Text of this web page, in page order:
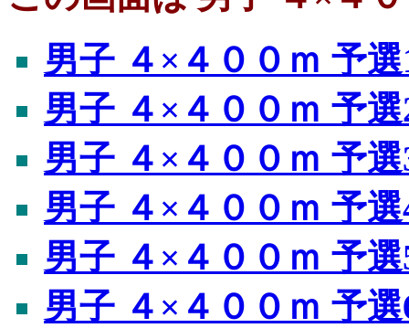
男子 ４×４００ｍ 予
男子 ４×４００ｍ 予
男子 ４×４００ｍ 予
男子 ４×４００ｍ 予
男子 ４×４００ｍ 予
男子 ４×４００ｍ 予